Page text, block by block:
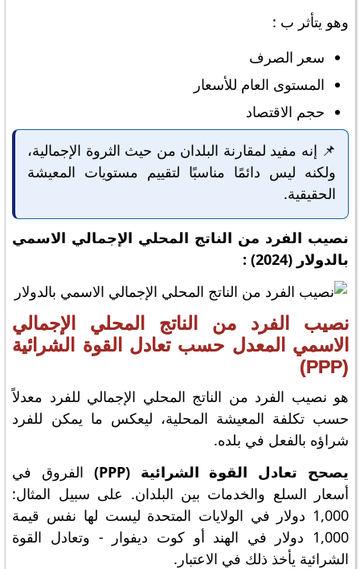
وهو يتأثر ب :
سعر الصرف
المستوى العام للأسعار
حجم الاقتصاد
📌 إنه مفيد لمقارنة البلدان من حيث الثروة الإجمالية،
ولكنه ليس دائمًا مناسبًا لتقييم مستويات المعيشة
الحقيقية.
نصيب الفرد من الناتج المحلي الإجمالي الاسمي
بالدولار (2024) :
نصيب الفرد من الناتج المحلي الإجمالي
الاسمي المعدل حسب تعادل القوة الشرائية
(PPP)
هو نصيب الفرد من الناتج المحلي الإجمالي للفرد معدلاً
حسب تكلفة المعيشة المحلية، ليعكس ما يمكن للفرد
شراؤه بالفعل في بلده.
يصحح تعادل القوة الشرائية (PPP)
الفروق في
أسعار السلع والخدمات بين البلدان. على سبيل المثال:
1,000 دولار في الولايات المتحدة ليست لها نفس قيمة
1,000 دولار في الهند أو كوت ديفوار - وتعادل القوة
الشرائية يأخذ ذلك في الاعتبار.